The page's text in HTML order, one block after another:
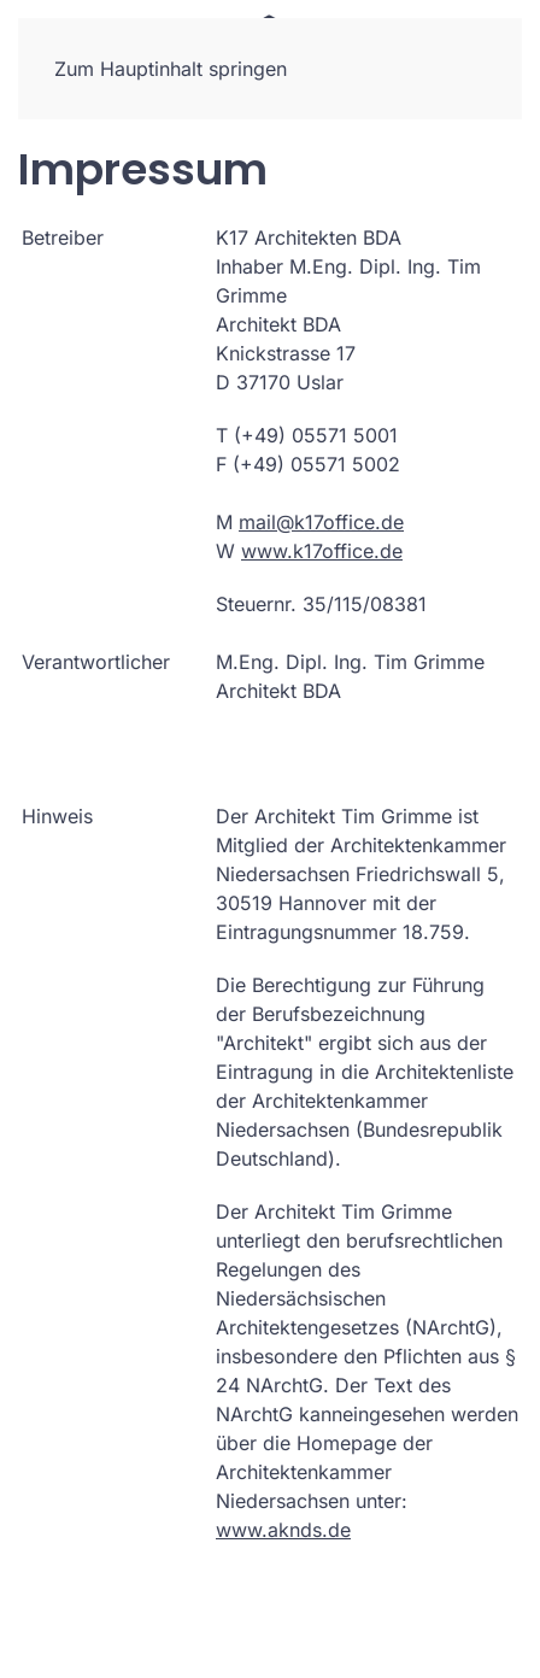
Zum Hauptinhalt springen
Impressum
Betreiber
K17 Architekten BDA
Inhaber M.Eng. Dipl. Ing. Tim
Grimme
Architekt BDA
Knickstrasse 17
D 37170 Uslar
T (+49) 05571 5001
F (+49) 05571 5002
M mail@k17office.de
W www.k17office.de
Steuernr. 35/115/08381
Verantwortlicher
M.Eng. Dipl. Ing. Tim Grimme
Architekt BDA
Hinweis
Der Architekt Tim Grimme ist
Mitglied der Architektenkammer
Niedersachsen Friedrichswall 5,
30519 Hannover mit der
Eintragungsnummer 18.759.
Die Berechtigung zur Führung
der Berufsbezeichnung
"Architekt" ergibt sich aus der
Eintragung in die Architektenliste
der Architektenkammer
Niedersachsen (Bundesrepublik
Deutschland).
Der Architekt Tim Grimme
unterliegt den berufsrechtlichen
Regelungen des
Niedersächsischen
Architektengesetzes (NArchtG),
insbesondere den Pflichten aus §
24 NArchtG. Der Text des
NArchtG kanneingesehen werden
über die Homepage der
Architektenkammer
Niedersachsen unter:
www.aknds.de